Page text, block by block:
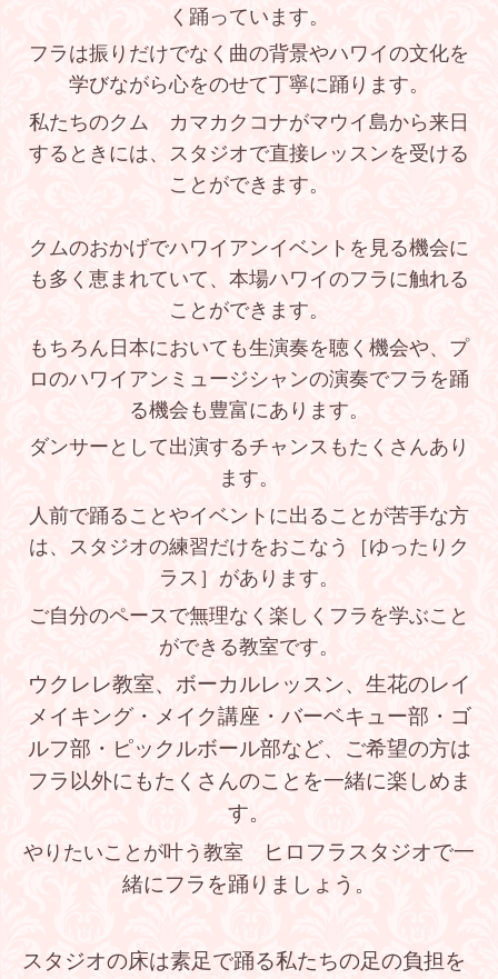
く踊っています。
フラは振りだけでなく曲の背景やハワイの文化を
学びながら心をのせて丁寧に踊ります。
私たちのクム カマカクコナがマウイ島から来日
するときには、スタジオで直接レッスンを受ける
ことができます。
クムのおかげでハワイアンイベントを見る機会に
も多く恵まれていて、本場ハワイのフラに触れる
ことができます。
もちろん日本においても生演奏を聴く機会や、プ
ロのハワイアンミュージシャンの演奏でフラを踊
る機会も豊富にあります。
ダンサーとして出演するチャンスもたくさんあり
ます。
人前で踊ることやイベントに出ることが苦手な方
は、スタジオの練習だけをおこなう
［ゆったりク
ラス］があります。
ご自分のペースで無理なく楽しくフラを学ぶこと
ができる教室です。
ウクレレ教室、ボーカルレッスン、生花のレイ
メイキング・メイク講座・バーベキュー部・ゴ
ルフ部・ピックルボール部など、ご希望の方は
フラ以外にもたくさんのことを一緒に楽しめま
す。
やりたいことが叶う教室
ヒロフラスタジオで一
緒にフラを踊りましょう。
スタジオの床は素足で踊る私たちの足の負担を